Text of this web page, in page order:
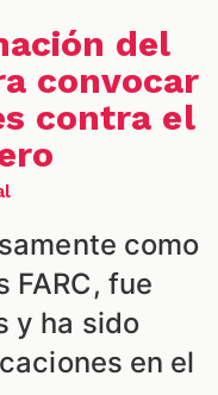
del
convocar
contra el
como
FARC, fue
y ha sido
en el